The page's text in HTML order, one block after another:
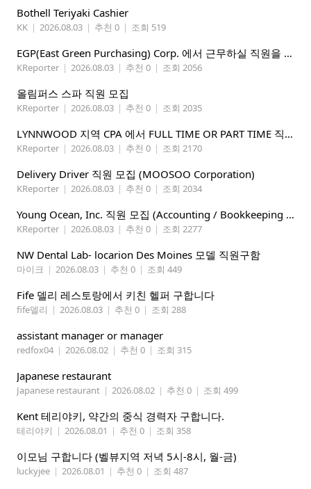
Bothell Teriyaki Cashier
KK | 2026.08.03 | 추천 0 | 조회 519
EGP(East Green Purchasing) Corp. 에서 근무하실 직원을 아래와 같이 모집합니다.
KReporter | 2026.08.03 | 추천 0 | 조회 2056
올림퍼스 스파 직원 모집
KReporter | 2026.08.03 | 추천 0 | 조회 2035
LYNNWOOD 지역 CPA 에서 FULL TIME OR PART TIME 직원을 찾습니다
KReporter | 2026.08.03 | 추천 0 | 조회 2170
Delivery Driver 직원 모집 (MOOSOO Corporation)
KReporter | 2026.08.03 | 추천 0 | 조회 2034
Young Ocean, Inc. 직원 모집 (Accounting / Bookkeeping 분야)
KReporter | 2026.08.03 | 추천 0 | 조회 2277
NW Dental Lab- locarion Des Moines 모델 직원구함
마이크 | 2026.08.03 | 추천 0 | 조회 449
Fife 델리 레스토랑에서 키친 헬퍼 구합니다
fife델리 | 2026.08.03 | 추천 0 | 조회 288
assistant manager or manager
redfox04 | 2026.08.02 | 추천 0 | 조회 315
Japanese restaurant
Japanese restaurant | 2026.08.02 | 추천 0 | 조회 499
Kent 테리야키, 약간의 중식 경력자 구합니다.
테리야키 | 2026.08.01 | 추천 0 | 조회 358
이모님 구합니다 (벨뷰지역 저녁 5시-8시, 월-금)
luckyjee | 2026.08.01 | 추천 0 | 조회 487